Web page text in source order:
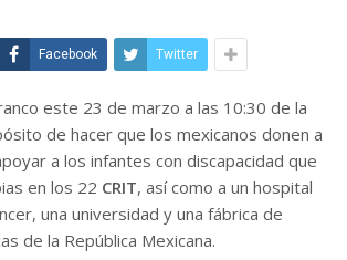
Facebook Twitter
este 23 de marzo a las 10:30 de la
de hacer que los mexicanos donen a
a los infantes con discapacidad que
en los 22 CRIT, así como a un hospital
una universidad y una fábrica de
de la República Mexicana.